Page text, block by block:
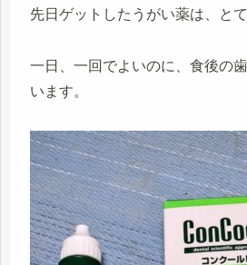
先日ゲットしたうがい薬は、と
一日、一回でよいのに、食後の
います。